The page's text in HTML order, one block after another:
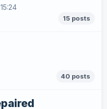
15 posts
40 posts